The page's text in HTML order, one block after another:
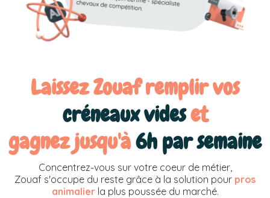
Laissez Zouaf remplir vos
créneaux videset
gagnez jusqu'à6h par semaine
Concentrez-vous sur votre coeur de métier,
Zouaf s'occupe du reste grâce à la solution pour pros
animalierla plus poussée du marché.